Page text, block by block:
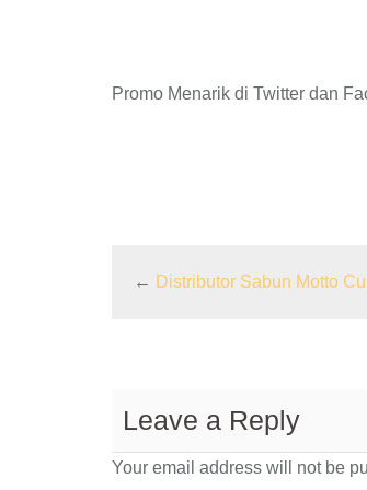
Promo Menarik di Twitter dan
← Distributor Sabun Motto
Leave a Reply
Your email address will not be